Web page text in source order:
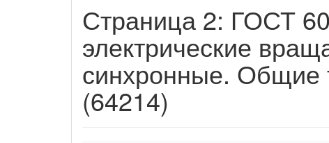
Страница 2: ГОСТ
электрические
синхронные. Общие
(64214)